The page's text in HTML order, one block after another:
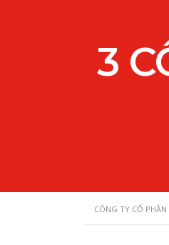
3
CÔNG TY CỔ PHẦN